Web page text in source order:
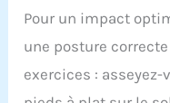
Pour un impact
une posture
exercices :